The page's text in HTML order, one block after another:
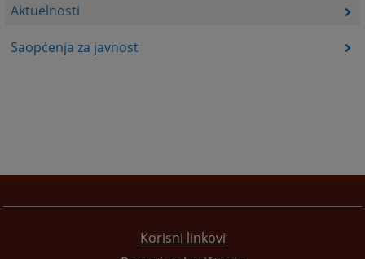
Aktuelnosti
Saopćenja za javnost
Korisni linkovi